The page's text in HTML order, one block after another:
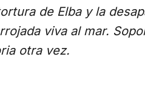
de Elba y la
viva al mar.
otra vez.